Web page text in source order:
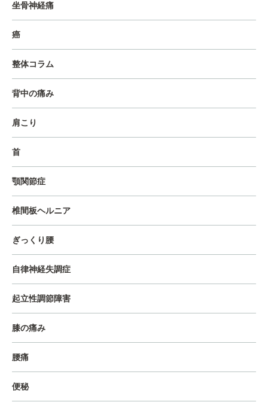
坐骨神経痛
癌
整体コラム
背中の痛み
肩こり
首
顎関節症
椎間板ヘルニア
ぎっくり腰
自律神経失調症
起立性調節障害
膝の痛み
腰痛
便秘